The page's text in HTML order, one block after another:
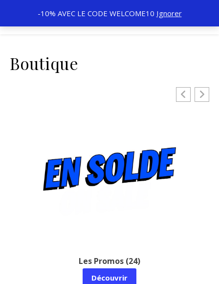
-10% AVEC LE CODE WELCOME10 Ignorer
Boutique
Nouveautés (37)
Découvrir